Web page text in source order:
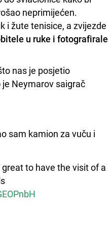
neprimijećen.
i žute tenisice, a zvijezde
u ruke i fotografirale
nas je posjetio
Neymarov saigrač
sam kamion za vuču i
great to have the visit of a